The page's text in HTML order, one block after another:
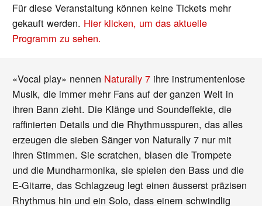
Für diese Veranstaltung können keine Tickets mehr
gekauft werden. Hier klicken, um das aktuelle
Programm zu sehen.
«Vocal play» nennen Naturally 7 ihre instrumentenlose
Musik, die immer mehr Fans auf der ganzen Welt in
ihren Bann zieht. Die Klänge und Soundeffekte, die
raffinierten Details und die Rhythmusspuren, das alles
erzeugen die sieben Sänger von Naturally 7 nur mit
ihren Stimmen. Sie scratchen, blasen die Trompete
und die Mundharmonika, sie spielen den Bass und die
E-Gitarre, das Schlagzeug legt einen äusserst präzisen
Rhythmus hin und ein Solo, dass einem schwindlig